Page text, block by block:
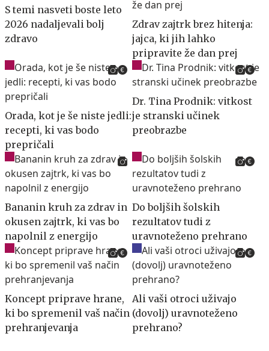
S temi nasveti boste leto
2026 nadaljevali bolj
zdravo
Zdrav zajtrk brez hitenja:
jajca, ki jih lahko
pripravite že dan prej
Orada, kot je še niste jedli:
recepti, ki vas bodo
prepričali
Dr. Tina Prodnik: vitkost
je stranski učinek
preobrazbe
Bananin kruh za zdrav in
okusen zajtrk, ki vas bo
napolnil z energijo
Do boljših šolskih
rezultatov tudi z
uravnoteženo prehrano
Koncept priprave hrane,
ki bo spremenil vaš način
prehranjevanja
Ali vaši otroci uživajo
(dovolj) uravnoteženo
prehrano?